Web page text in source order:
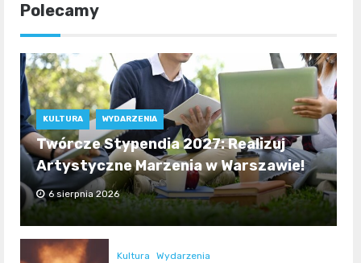
Polecamy
KULTURA WYDARZENIA
Twórcze Stypendia 2027: Realizuj
Artystyczne Marzenia w Warszawie!
6 sierpnia 2026
Kultura Wydarzenia